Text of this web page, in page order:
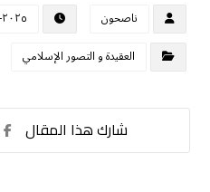
ناصحون
٢٠٢٥-٠٥-٠٥
العقيدة و التصور الإسلامي